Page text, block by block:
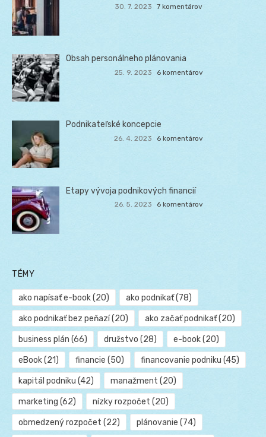
30. 7. 2023 7 komentárov
Obsah personálneho plánovania
25. 9. 2023 6 komentárov
Podnikateľské koncepcie
26. 4. 2023 6 komentárov
Etapy vývoja podnikových financií
26. 5. 2023 6 komentárov
TÉMY
ako napísať e-book(20) ako podnikať(78)
ako podnikať bez peňazí(20) ako začať podnikať(20)
business plán (66) družstvo (28) e-book(20)
eBook(21) financie (50) financovanie podniku (45)
kapitál podniku (42) manažment (20)
marketing (62) nízky rozpočet (20)
obmedzený rozpočet (22) plánovanie (74)